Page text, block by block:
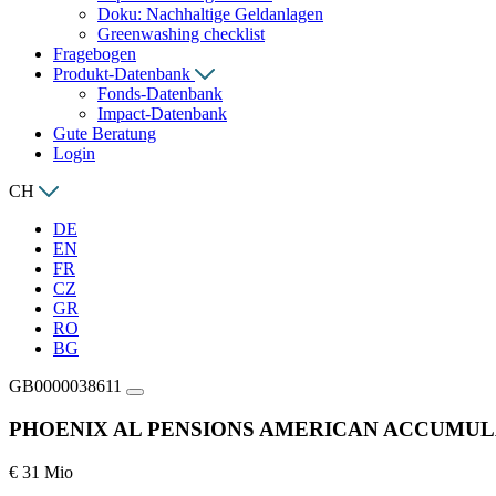
Doku: Nachhaltige Geldanlagen
Greenwashing checklist
Fragebogen
Produkt-Datenbank
Fonds-Datenbank
Impact-Datenbank
Gute Beratung
Login
CH
DE
EN
FR
CZ
GR
RO
BG
GB0000038611
PHOENIX AL PENSIONS AMERICAN
€ 31 Mio